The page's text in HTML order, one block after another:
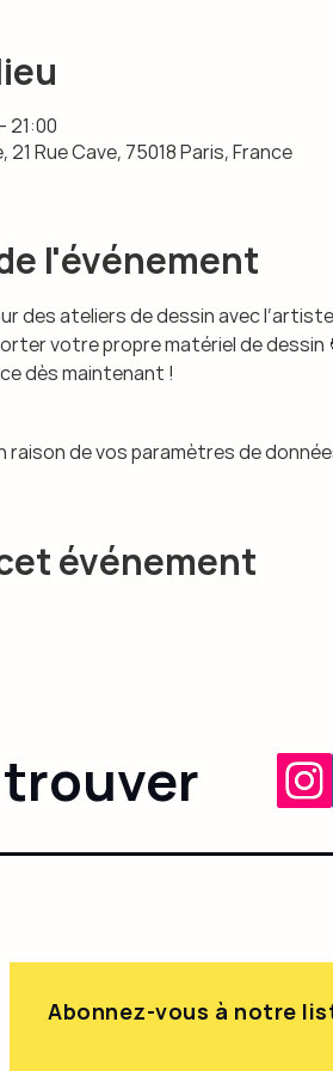
21:00
21 Rue Cave, 75018 Paris, France
l'événement
des ateliers de dessin avec
votre propre matériel de dessin
dès maintenant !
raison de vos paramètres de
événement
Abonnez-vous à notre